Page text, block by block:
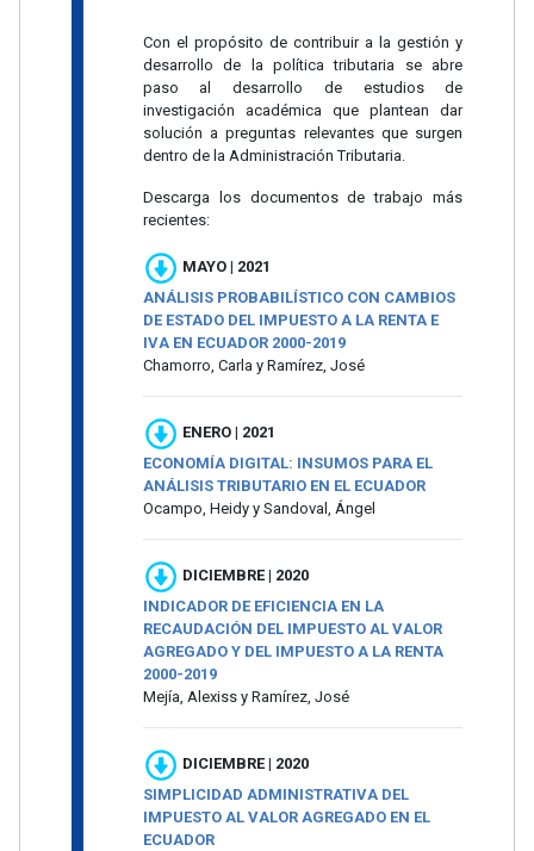
Con el propósito de contribuir a la gestión y
desarrollo de la política tributaria se abre
paso al desarrollo de estudios de
investigación académica que plantean dar
solución a preguntas relevantes que surgen
dentro de la Administración Tributaria.
Descarga los documentos de trabajo más
recientes:
MAYO | 2021
ANÁLISIS PROBABILÍSTICO CON CAMBIOS
DE ESTADO DEL IMPUESTO A LA RENTA E
IVA EN ECUADOR 2000-2019
Chamorro, Carla y Ramírez, José
ENERO | 2021
ECONOMÍA DIGITAL: INSUMOS PARA EL
ANÁLISIS TRIBUTARIO EN EL ECUADOR
Ocampo, Heidy y Sandoval, Ángel
DICIEMBRE | 2020
INDICADOR DE EFICIENCIA EN LA
RECAUDACIÓN DEL IMPUESTO AL VALOR
AGREGADO Y DEL IMPUESTO A LA RENTA
2000-2019
Mejía, Alexiss y Ramírez, José
DICIEMBRE | 2020
SIMPLICIDAD ADMINISTRATIVA DEL
IMPUESTO AL VALOR AGREGADO EN EL
ECUADOR